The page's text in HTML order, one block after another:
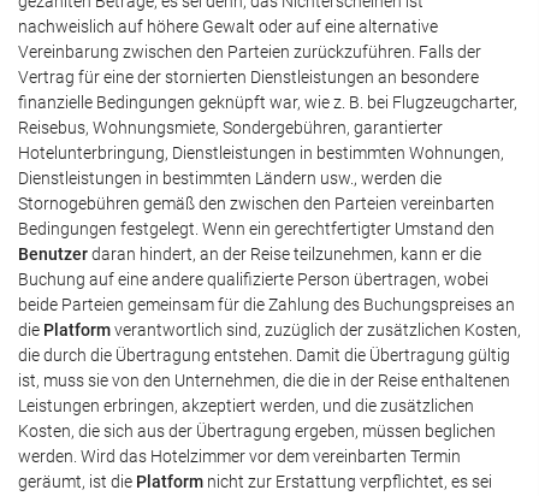
nachweislich auf höhere Gewalt oder auf eine alternative
Vereinbarung zwischen den Parteien zurückzuführen. Falls der
Vertrag für eine der stornierten Dienstleistungen an besondere
finanzielle Bedingungen geknüpft war, wie z. B. bei Flugzeugcharter,
Reisebus, Wohnungsmiete, Sondergebühren, garantierter
Hotelunterbringung, Dienstleistungen in bestimmten Wohnungen,
Dienstleistungen in bestimmten Ländern usw., werden die
Stornogebühren gemäß den zwischen den Parteien vereinbarten
Bedingungen festgelegt. Wenn ein gerechtfertigter Umstand den
Benutzerdaran hindert, an der Reise teilzunehmen, kann er die
Buchung auf eine andere qualifizierte Person übertragen, wobei
beide Parteien gemeinsam für die Zahlung des Buchungspreises an
die Platformverantwortlich sind, zuzüglich der zusätzlichen Kosten,
die durch die Übertragung entstehen. Damit die Übertragung gültig
ist, muss sie von den Unternehmen, die die in der Reise enthaltenen
Leistungen erbringen, akzeptiert werden, und die zusätzlichen
Kosten, die sich aus der Übertragung ergeben, müssen beglichen
werden. Wird das Hotelzimmer vor dem vereinbarten Termin
geräumt, ist die Platform nicht zur Erstattung verpflichtet, es sei